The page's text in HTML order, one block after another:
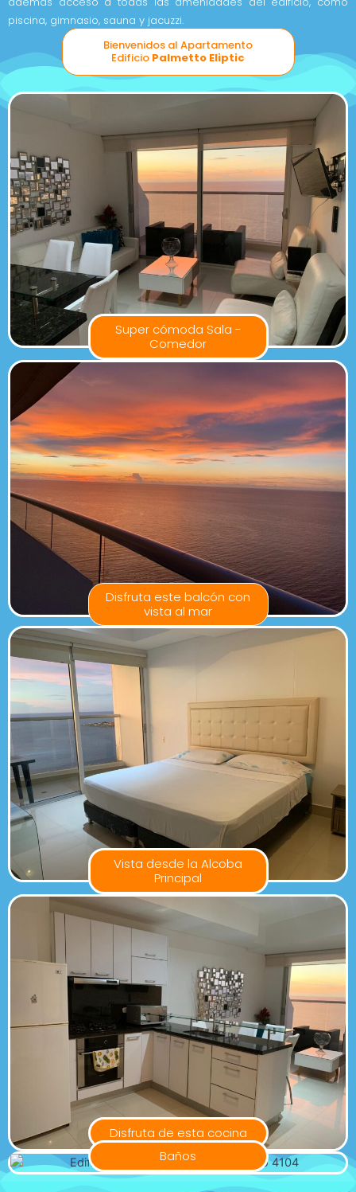
piscina, gimnasio, sauna y jacuzzi.
Bienvenidos al Apartamento
Edificio Palmetto Eliptic
Super cómoda Sala -
Comedor
Disfruta este balcón con
vista al mar
Vista desde la Alcoba
Principal
Disfruta de esta cocina
Baños